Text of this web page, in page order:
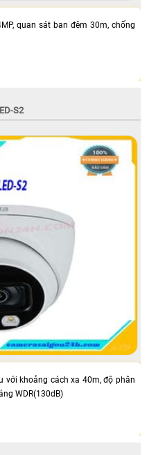
quan sát ban đêm 30m, chống
S2
với khoảng cách xa 40m, độ phân
WDR(130dB)